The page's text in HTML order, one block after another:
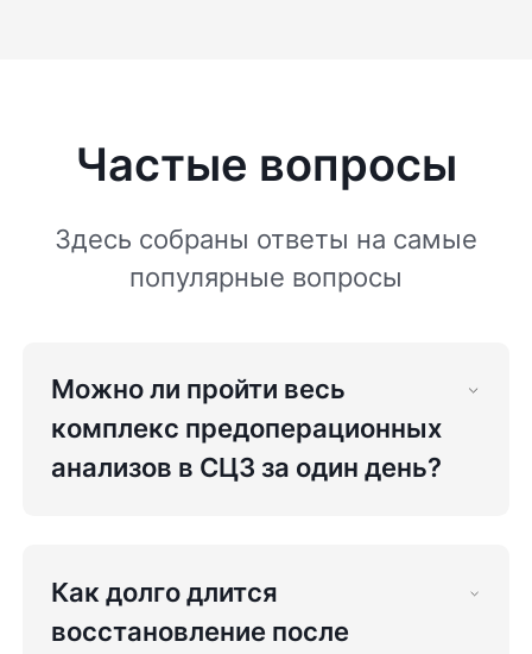
Частые вопросы
Здесь собраны ответы на самые
популярные вопросы
Можно ли пройти весь
комплекс предоперационных
анализов в СЦЗ за один день?
Как долго длится
восстановление после